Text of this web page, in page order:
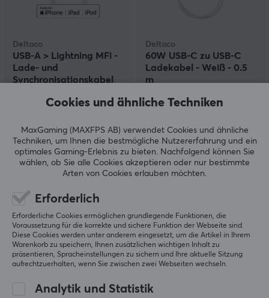
Deltaco
USB-A > Lightning MFi -
Lade- und
Synchronisationskabel
19.79 €
Deltaco
60W USB-C zu USB-C
Ladekabel - Weiß - 0.5
m
15.90 €
USB-C Ladekabel 60W
Silikon - Grau - 1,5m
USB-A > Lightning MFi -
Lade- und
Cookies und ähnliche Techniken
MaxGaming (MAXFPS AB) verwendet Cookies und ähnliche
Techniken, um Ihnen die bestmögliche Nutzererfahrung und ein
optimales Gaming-Erlebnis zu bieten.
Nachfolgend können Sie
wählen, ob Sie alle Cookies akzeptieren oder nur bestimmte
Arten von Cookies erlauben möchten.
Erforderlich
Erforderliche Cookies ermöglichen grundlegende Funktionen, die
Voraussetzung für die korrekte und sichere Funktion der Webseite sind.
Diese Cookies werden unter anderem eingesetzt, um die Artikel in Ihrem
Warenkorb zu speichern, Ihnen zusätzlichen wichtigen Inhalt zu
präsentieren, Spracheinstellungen zu sichern und Ihre aktuelle Sitzung
aufrechtzuerhalten, wenn Sie zwischen zwei Webseiten wechseln.
Analytik und Statistik